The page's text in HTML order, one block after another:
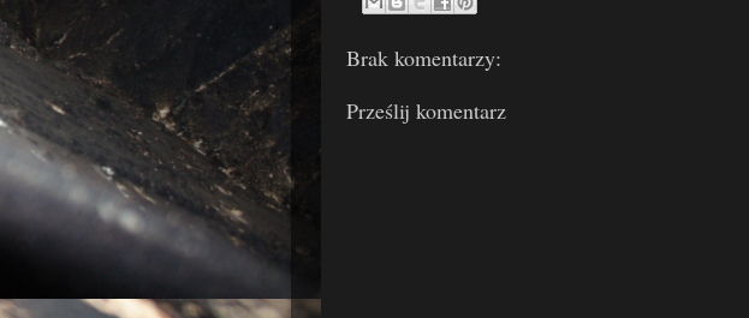
Brak komentarzy:
Prześlij komentarz